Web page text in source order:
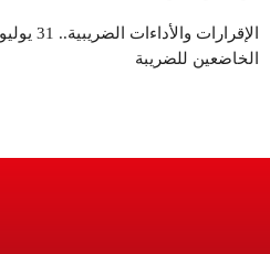
الخاضعين للضريبة